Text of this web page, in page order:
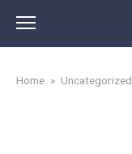
content
Home » Uncategorized